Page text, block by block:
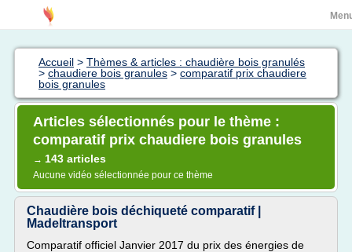
Accueil > Thèmes & articles : chaudière bois granulés
> chaudiere bois granules > comparatif prix chaudiere
bois granules
Articles sélectionnés pour le thème :
comparatif prix chaudiere bois granules
→ 143 articles
Aucune vidéo sélectionnée pour ce thème
Chaudière bois déchiqueté comparatif |
Madeltransport
Comparatif officiel Janvier 2017 du prix des énergies de